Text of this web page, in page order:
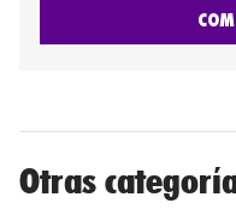
Otras